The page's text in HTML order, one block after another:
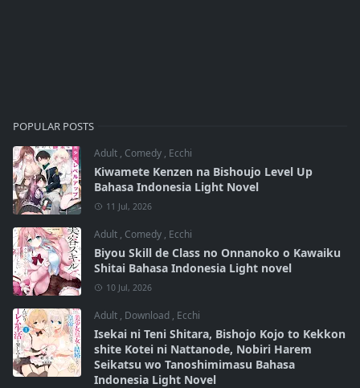
POPULAR POSTS
Adult , Comedy , Ecchi
Kiwamete Kenzen na Bishoujo Level Up
Bahasa Indonesia Light Novel
11 Jul, 2026
Adult , Comedy , Ecchi
Biyou Skill de Class no Onnanoko o Kawaiku
Shitai Bahasa Indonesia Light novel
10 Jul, 2026
Adult , Download , Ecchi
Isekai ni Teni Shitara, Bishojo Kojo to Kekkon
shite Kotei ni Nattanode, Nobiri Harem
Seikatsu wo Tanoshimimasu Bahasa
Indonesia Light Novel